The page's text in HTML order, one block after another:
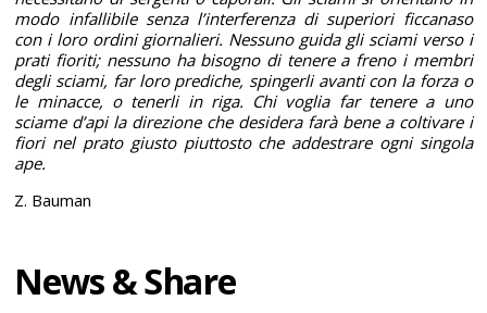
modo infallibile senza l’interferenza di superiori ficcanaso
con i loro ordini giornalieri. Nessuno guida gli sciami verso i
prati fioriti; nessuno ha bisogno di tenere a freno i membri
degli sciami, far loro prediche, spingerli avanti con la forza o
le minacce, o tenerli in riga. Chi voglia far tenere a uno
sciame d’api la direzione che desidera farà bene a coltivare i
fiori nel prato giusto piuttosto che addestrare ogni singola
ape.
Z. Bauman
News & Share